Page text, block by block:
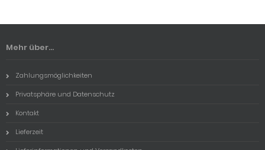
Mehr über...
Zahlungsmöglichkeiten
Privatsphäre und Datenschutz
Kontakt
Lieferzeit